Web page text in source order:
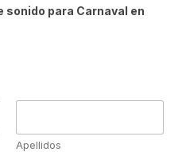
sonido para Carnaval en
Apellidos